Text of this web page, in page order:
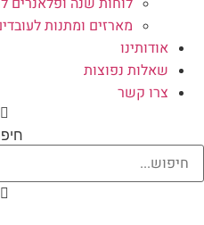
מארזים ומתנות
אודותינו
שאלות נפוצות
צרו קשר